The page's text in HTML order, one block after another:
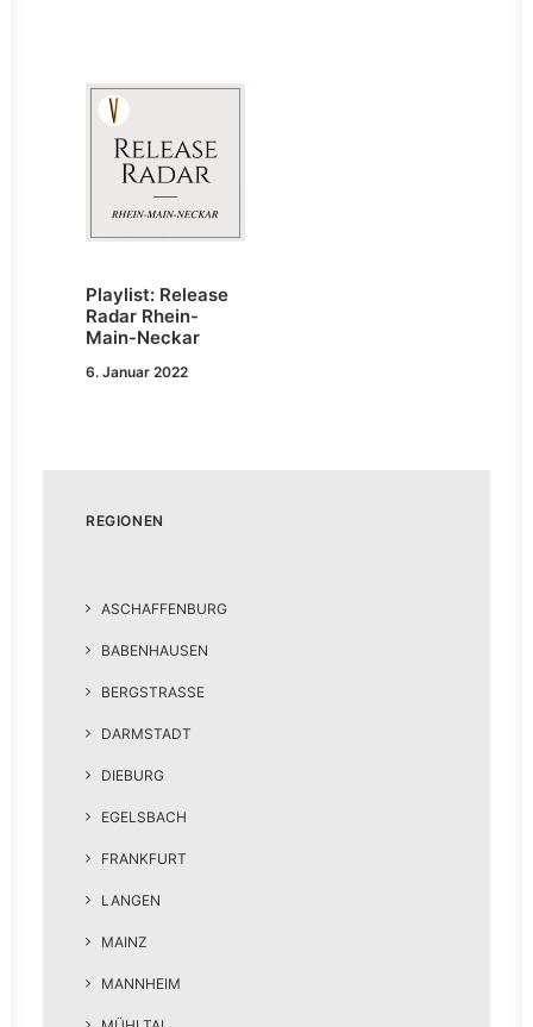
Playlist: Release
Radar Rhein-
Main-Neckar
6. Januar 2022
REGIONEN
ASCHAFFENBURG
BABENHAUSEN
BERGSTRASSE
DARMSTADT
DIEBURG
EGELSBACH
FRANKFURT
LANGEN
MAINZ
MANNHEIM